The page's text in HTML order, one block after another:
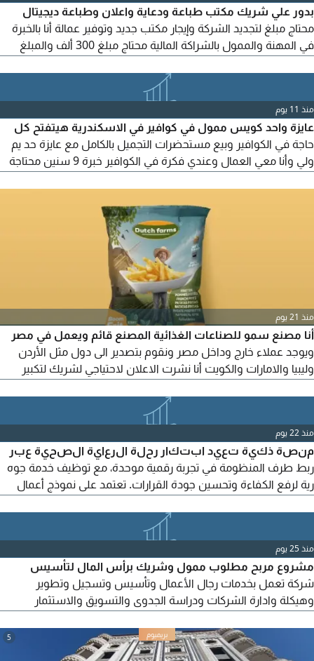
بدور علي شريك مكتب طباعة ودعاية واعلان وطباعة ديجيتال
محتاج مبلغ لتجديد الشركة وإيجار مكتب جديد وتوفير عمالة أنا بالخبرة
في المهنة والممول بالشراكة المالية محتاج مبلغ 300 ألف والمبلغ
الشغل والشراكة بالنصف يوجد سجل تجاري وبطاقة ضريبية محتاجين
منذ 11 يوم
عايزة واحد كويس ممول في كوافير في الاسكندرية هيتفتح كل
حاجة في الكوافير وبيع مستحضرات التجميل بالكامل مع عايزة حد يم
ولي وأنا معي العمال وعندي فكرة في الكوافير خبرة 9 سنين محتاجة
منذ 21 يوم
أنا مصنع سمو للصناعات الغذائية المصنع قائم ويعمل في مصر
ويوجد عملاء خارج وداخل مصر ونقوم بتصدير الى دول مثل الأردن
وليبيا والامارات والكويت أنا نشرت الاعلان لاحتياجي لشريك لتكبير
مما أدي الى قله السيولة في المصنع والمصنع حاليا يعمل وجاهز
للمعاينة وارباحه ممتازة أفضل من أي مشروع
منذ 22 يوم
منصة ذكية تعيد ابتكار رحلة الرعاية الصحية عبر
ربط طرف المنظومة في تجربة رقمية موحدة، مع توظيف خدمة جوه
رية لرفع الكفاءة وتحسين جودة القرارات. تعتمد على نموذج أعمال
التقنية وآليات التنفيذ محمية وتعرض بعد توقيع اتفاقية سرية (NDA)
منذ 25 يوم
مشروع مربح مطلوب ممول وشريك برأس المال لتأسيس
شركة تعمل بخدمات رجال الأعمال وتأسيس وتسجيل وتطوير
وهيكلة وادارة الشركات ودراسة الجدوى والتسويق والاستثمار
وأعمال البرمجة واقتراح المشاريع وغيرة من الأعمال وتخليص
وتسهيل جميع المعاملات والعمل بجميع الأعمال للمستثمرين ورجال
5